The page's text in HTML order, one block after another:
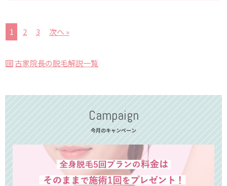
1 2 3 次へ »
古家院長の脱毛解説一覧
Campaign
今月のキャンペーン